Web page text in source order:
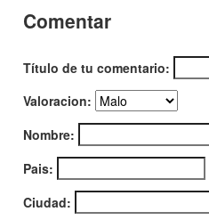
Comentar
Título de tu comentario:
Valoracion:
Nombre:
Pais:
Ciudad: